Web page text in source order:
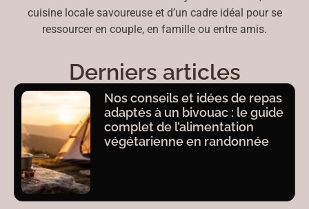
cuisine locale savoureuse et d’un cadre idéal pour se
ressourcer en couple, en famille ou entre amis.
Derniers articles
Nos conseils et idées de repas
adaptés à un bivouac : le guide
complet de l’alimentation
végétarienne en randonnée